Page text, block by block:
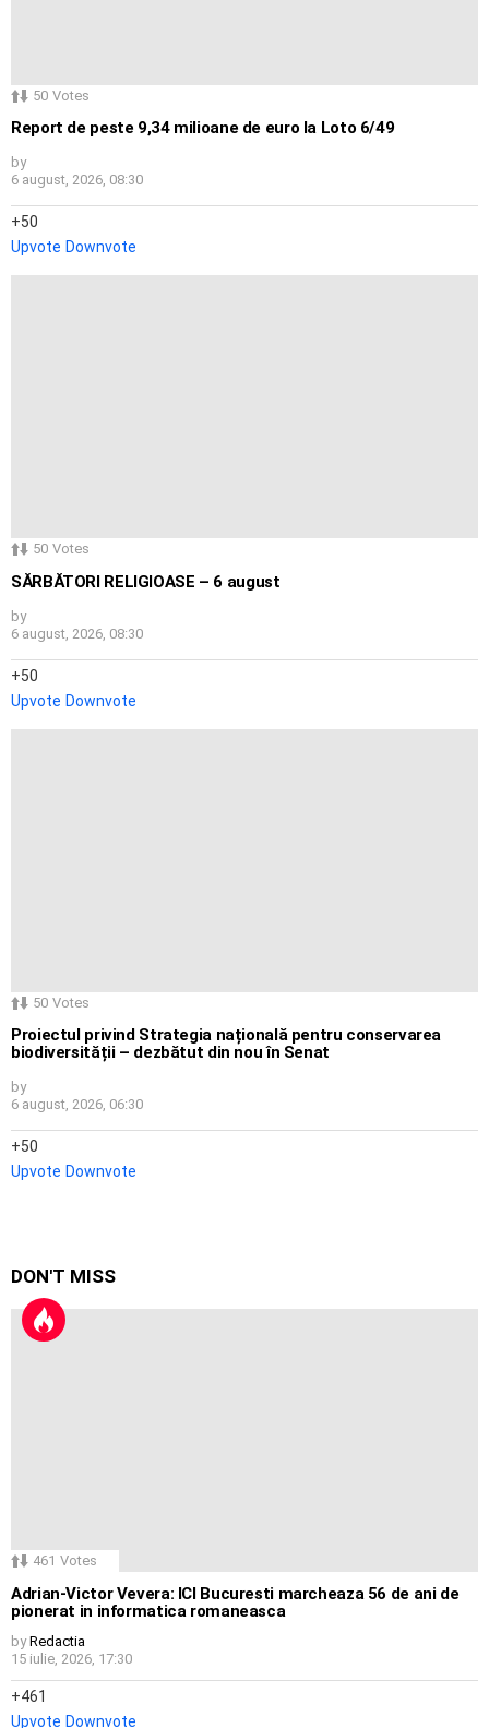
50 Votes
Report de peste 9,34 milioane de euro la Loto 6/49
by
6 august, 2026, 08:30
50
Upvote Downvote
50 Votes
SĂRBĂTORI RELIGIOASE – 6 august
by
6 august, 2026, 08:30
50
Upvote Downvote
50 Votes
Proiectul privind Strategia națională pentru conservarea
biodiversității – dezbătut din nou în Senat
by
6 august, 2026, 06:30
50
Upvote Downvote
DON'T MISS
461 Votes
Adrian-Victor Vevera: ICI Bucuresti marcheaza 56 de ani de
pionerat in informatica romaneasca
by Redactia
15 iulie, 2026, 17:30
461
Upvote Downvote